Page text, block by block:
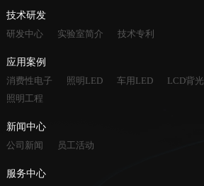
技术研发
研发中心
实验室简介 技术专利
应用案例
消费性电子
照明LED 车用LED LCD背光
照明工程
新闻中心
公司新闻
员工活动
服务中心